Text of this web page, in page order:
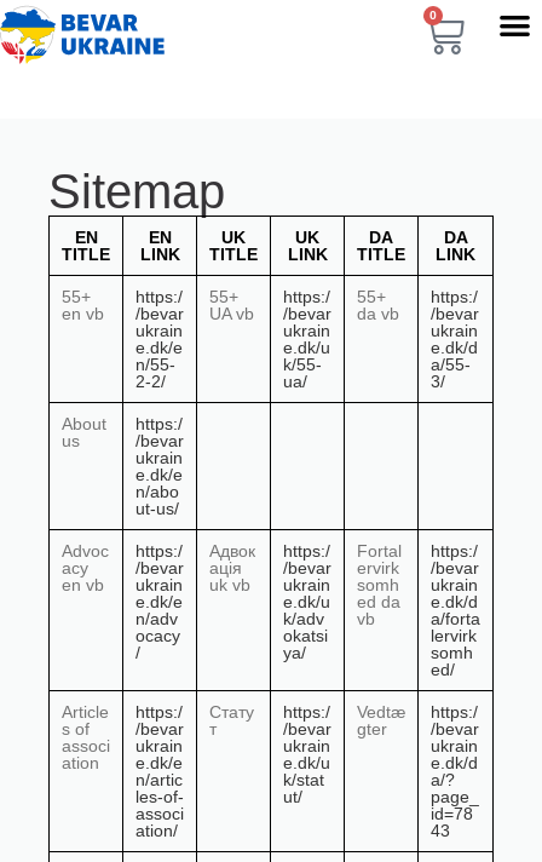
0
Sitemap
EN
TITLE
EN
LINK
UK
TITLE
UK
LINK
DA
TITLE
DA
LINK
55+
en vb
https:/
/bevar
ukrain
e.dk/e
n/55-
2-2/
55+
UA vb
https:/
/bevar
ukrain
e.dk/u
k/55-
ua/
55+
da vb
https:/
/bevar
ukrain
e.dk/d
a/55-
3/
About
us
https:/
/bevar
ukrain
e.dk/e
n/abo
ut-us/
Advoc
acy
en vb
https:/
/bevar
ukrain
e.dk/e
n/adv
ocacy
/
Адвок
ація
uk vb
https:/
/bevar
ukrain
e.dk/u
k/adv
okatsi
ya/
Fortal
ervirk
somh
ed da
vb
https:/
/bevar
ukrain
e.dk/d
a/forta
lervirk
somh
ed/
Article
s of
associ
ation
https:/
/bevar
ukrain
e.dk/e
n/artic
les-of-
associ
ation/
Стату
т
https:/
/bevar
ukrain
e.dk/u
k/stat
ut/
Vedtæ
gter
https:/
/bevar
ukrain
e.dk/d
a/?
page_
id=78
43